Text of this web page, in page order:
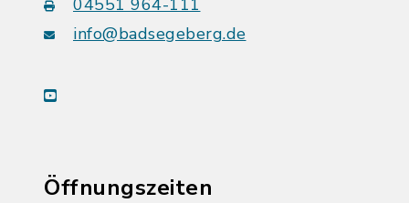
04551 964-111
info@badsegeberg.de
youtube
Öffnungszeiten